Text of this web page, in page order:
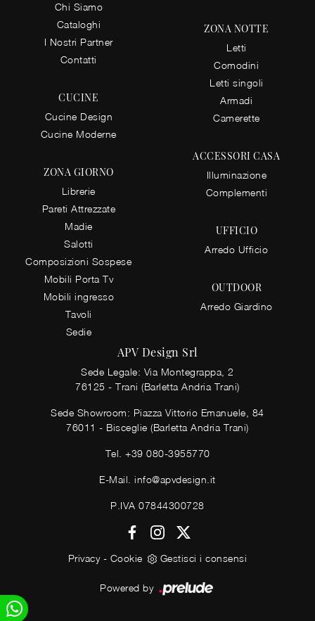
Chi Siamo
Cataloghi
I Nostri Partner
Contatti
CUCINE
Cucine Design
Cucine Moderne
ZONA GIORNO
Librerie
Pareti Attrezzate
Madie
Salotti
Composizioni Sospese
Mobili Porta Tv
Mobili ingresso
Tavoli
Sedie
ZONA NOTTE
Letti
Comodini
Letti singoli
Armadi
Camerette
ACCESSORI CASA
Illuminazione
Complementi
UFFICIO
Arredo Ufficio
OUTDOOR
Arredo Giardino
APV Design Srl
Sede Legale: Via Montegrappa, 2
76125 - Trani (Barletta Andria Trani)
Sede Showroom: Piazza Vittorio Emanuele, 84
76011 - Bisceglie (Barletta Andria Trani)
Tel. +39 080-3955770
E-Mail.info@apvdesign.it
P.IVA 07844300728
Privacy- Cookie Gestisci i consensi
Powered by